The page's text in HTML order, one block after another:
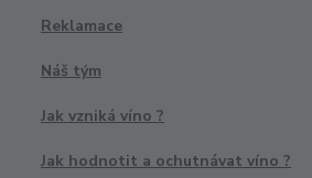
Reklamace
Náš tým
Jak vzniká víno ?
Jak hodnotit a ochutnávat víno ?